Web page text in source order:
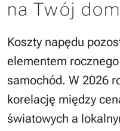
na Twój
Koszty napędu
elementem
samochód. W 2026
korelację między
światowych a